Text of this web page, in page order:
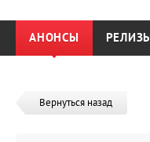
АНОНСЫ РЕЛИЗЫ
Вернуться назад